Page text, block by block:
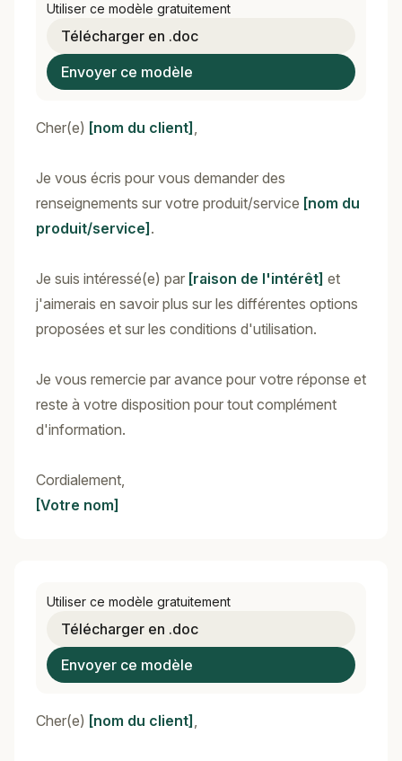
Utiliser ce modèle gratuitement
Télécharger en .doc
Envoyer ce modèle
Cher(e) [nom du client] ,
Je vous écris pour vous demander des
renseignements sur votre produit/service [nom du
produit/service] .
Je suis intéressé(e) par [raison de l'intérêt] et
j'aimerais en savoir plus sur les différentes options
proposées et sur les conditions d'utilisation.
Je vous remercie par avance pour votre réponse et
reste à votre disposition pour tout complément
d'information.
Cordialement,
[Votre nom]
Utiliser ce modèle gratuitement
Télécharger en .doc
Envoyer ce modèle
Cher(e) [nom du client] ,